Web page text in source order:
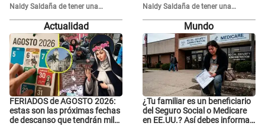
Naldy Saldaña de tener una
relación con él y otros integrantes
Naldy Saldaña de tener una
relación con él y otros integrantes
Actualidad
FERIADOS de AGOSTO 2026:
estas son las próximas fechas
de descanso que tendrán miles
Mundo
¿Tu familiar es un beneficiario
del Seguro Social o Medicare
en EE.UU.? Así debes informar